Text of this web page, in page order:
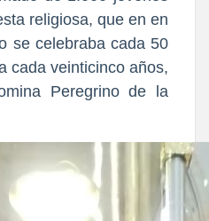
religiosa, que en en
se celebraba cada 50
cada veinticinco años,
Peregrino de la